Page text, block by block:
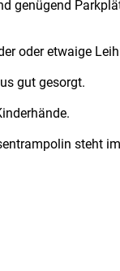
genügend
oder etwaige
gut gesorgt.
steht